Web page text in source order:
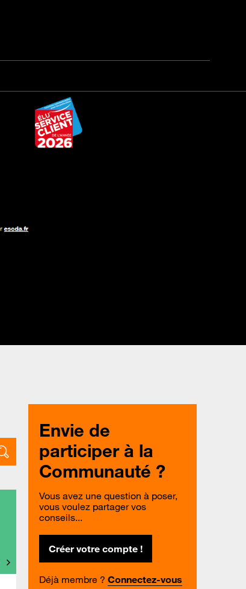
Envie de
participer à la
Communauté ?
Vous avez une question à poser,
vous voulez partager vos
conseils...
Créer votre compte !
Déjà membre ? Connectez-vous